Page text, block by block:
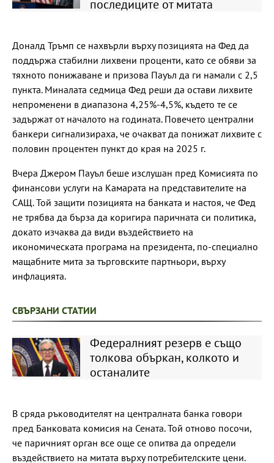
последиците от митата
Доналд Тръмп се нахвърли върху позицията на Фед да
поддържа стабилни лихвени проценти, като се обяви за
тяхното понижаване и призова Пауъл да ги намали с 2,5
пункта. Миналата седмица Фед реши да остави лихвите
непроменени в диапазона 4,25%-4,5%, където те се
задържат от началото на годината. Повечето централни
банкери сигнализираха, че очакват да понижат лихвите с
половин процентен пункт до края на 2025 г.
Вчера Джером Пауъл беше изслушан пред Комисията по
финансови услуги на Камарата на представителите на
САЩ. Той защити позицията на банката и настоя, че Фед
не трябва да бърза да коригира паричната си политика,
докато изчаква да види въздействието на
икономическата програма на президента, по-специално
мащабните мита за търговските партньори, върху
инфлацията.
СВЪРЗАНИ СТАТИИ
Федералният резерв е също
толкова объркан, колкото и
останалите
В сряда ръководителят на централната банка говори
пред Банковата комисия на Сената. Той отново посочи,
че паричният орган все още се опитва да определи
въздействието на митата върху потребителските цени.